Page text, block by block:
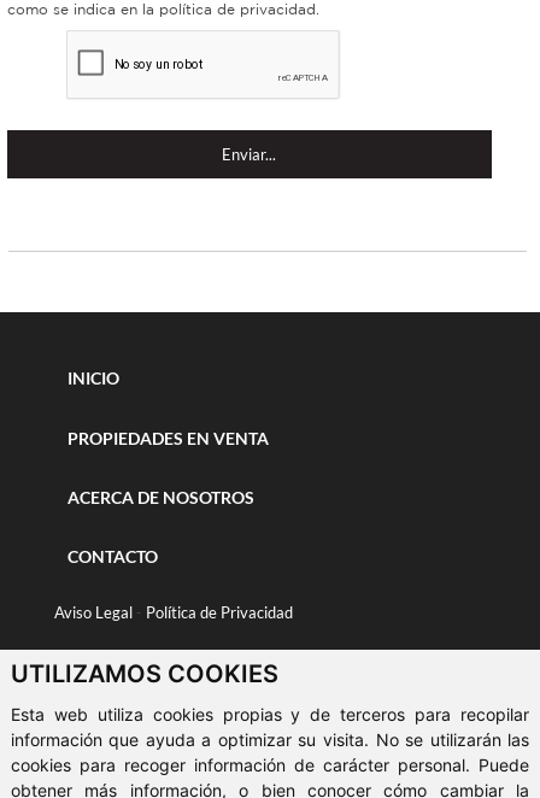
UTILIZAMOS COOKIES
Esta web utiliza cookies propias y de terceros para recopilar
información que ayuda a optimizar su visita. No se utilizarán las
cookies para recoger información de carácter personal. Puede
obtener más información, o bien conocer cómo cambiar la
como se indica en la política de privacidad.
INICIO
PROPIEDADES EN VENTA
ACERCA DE NOSOTROS
CONTACTO
Aviso Legal- Política de Privacidad
© 2026 Levy Inmobiliaria-ClickViviendas